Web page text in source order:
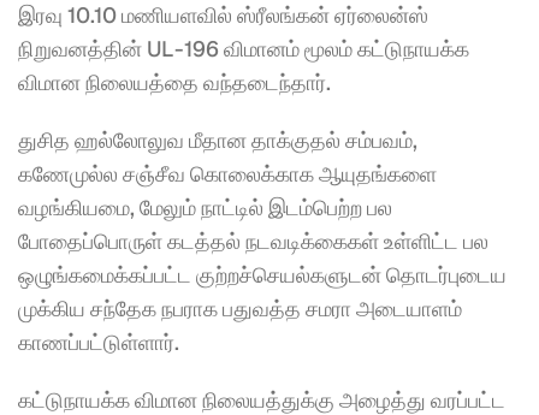
இரவு 10.10 மணியளவில் ஸ்ரீலங்கன் ஏர்லைன்ஸ்
நிறுவனத்தின் UL-196 விமானம் மூலம் கட்டுநாயக்க
விமான நிலையத்தை வந்தடைந்தார்.
துசித ஹல்லோலுவ மீதான தாக்குதல் சம்பவம்,
கணேமுல்ல சஞ்சீவ கொலைக்காக ஆயுதங்களை
வழங்கியமை, மேலும் நாட்டில் இடம்பெற்ற பல
போதைப்பொருள் கடத்தல் நடவடிக்கைகள் உள்ளிட்ட பல
ஒழுங்கமைக்கப்பட்ட குற்றச்செயல்களுடன் தொடர்புடைய
முக்கிய சந்தேக நபராக பதுவத்த சமரா அடையாளம்
காணப்பட்டுள்ளார்.
கட்டுநாயக்க விமான நிலையத்துக்கு அழைத்து வரப்பட்ட